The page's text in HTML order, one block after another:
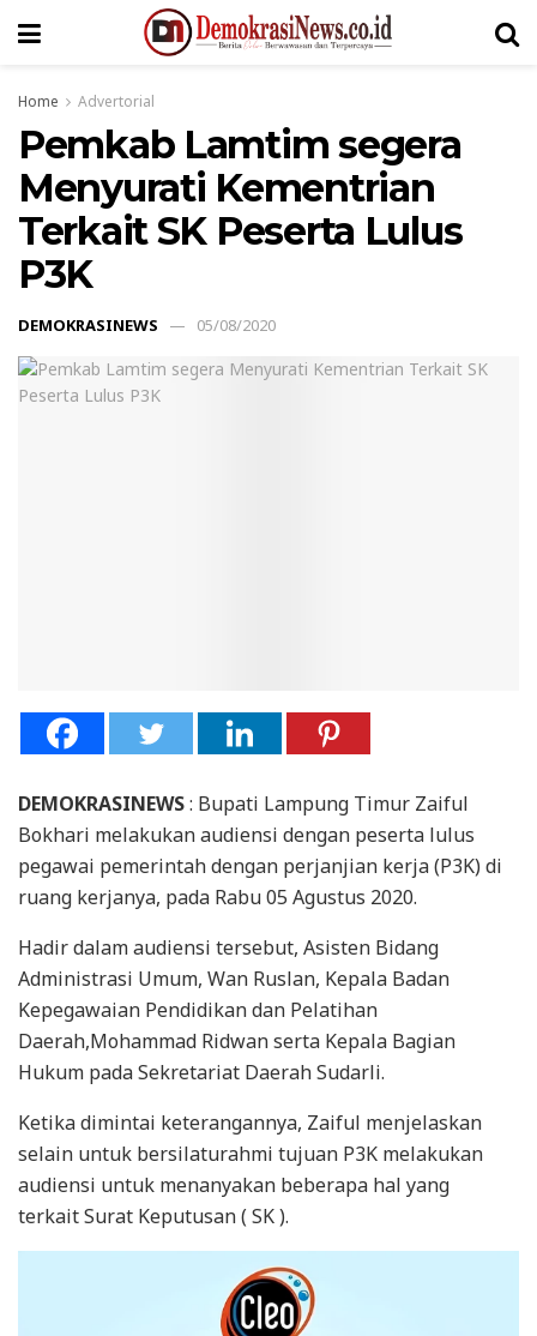
Home Advertorial
Pemkab Lamtim segera
Menyurati Kementrian
Terkait SK Peserta Lulus
P3K
DEMOKRASINEWS 05/08/2020
DEMOKRASINEWS: Bupati Lampung Timur Zaiful
Bokhari melakukan audiensi dengan peserta lulus
pegawai pemerintah dengan perjanjian kerja (P3K) di
ruang kerjanya, pada Rabu 05 Agustus 2020.
Hadir dalam audiensi tersebut, Asisten Bidang
Administrasi Umum, Wan Ruslan, Kepala Badan
Kepegawaian Pendidikan dan Pelatihan
Daerah,Mohammad Ridwan serta Kepala Bagian
Hukum pada Sekretariat Daerah Sudarli.
Ketika dimintai keterangannya, Zaiful menjelaskan
selain untuk bersilaturahmi tujuan P3K melakukan
audiensi untuk menanyakan beberapa hal yang
terkait Surat Keputusan ( SK ).